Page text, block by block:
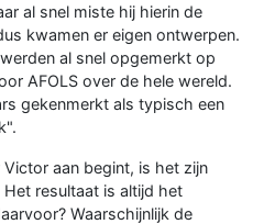
al snel miste hij hierin de
kwamen er eigen ontwerpen.
al snel opgemerkt op
AFOLS over de hele wereld.
gekenmerkt als typisch een
aan begint, is het zijn
resultaat is altijd het
Waarschijnlijk de